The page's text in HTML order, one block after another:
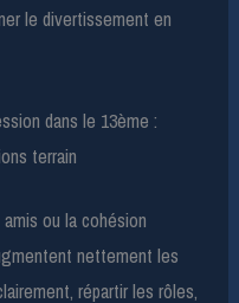
le divertissement en
dans le 13ème :
terrain
ou la cohésion
nettement les
répartir les rôles,